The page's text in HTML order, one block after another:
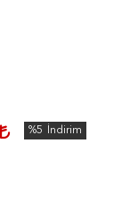
%5 İndirim